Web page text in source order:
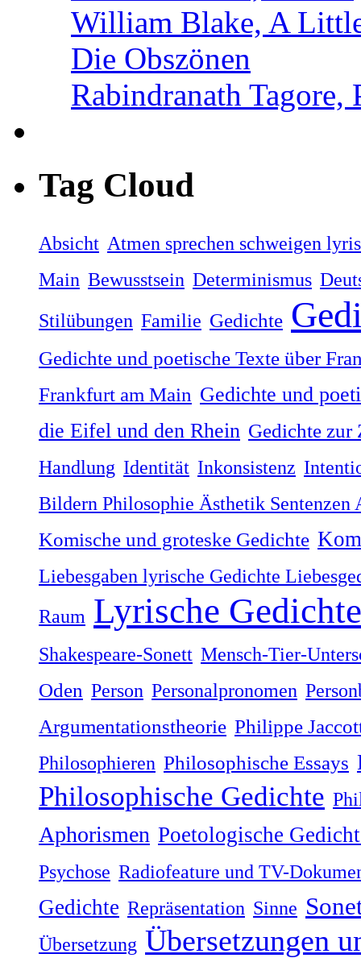
William Blake, A
Die Obszönen
Rabindranath Tagore,
Tag Cloud
Absicht Atmen sprechen schweigen
Main Bewusstsein Determinismus
Stilübungen Familie Gedichte
Gedichte und poetische Texte über
Frankfurt am Main Gedichte und
die Eifel und den Rhein Gedichte zur
Handlung Identität Inkonsistenz
Bildern Philosophie Ästhetik Sentenzen
Komische und groteske Gedichte
Liebesgaben lyrische Gedichte
Raum Lyrische Gedichte
Shakespeare-Sonett Mensch-Tier-
Oden Person Personalpronomen
Argumentationstheorie Philippe
Philosophieren Philosophische Essays
Philosophische Gedichte
Aphorismen Poetologische
Psychose Radiofeature und TV-
Gedichte Repräsentation Sinne
Übersetzung Übersetzungen